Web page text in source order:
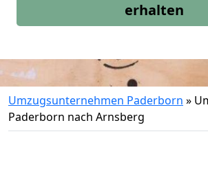
erhalten
Umzugsunternehmen Paderborn »
Paderborn nach Arnsberg